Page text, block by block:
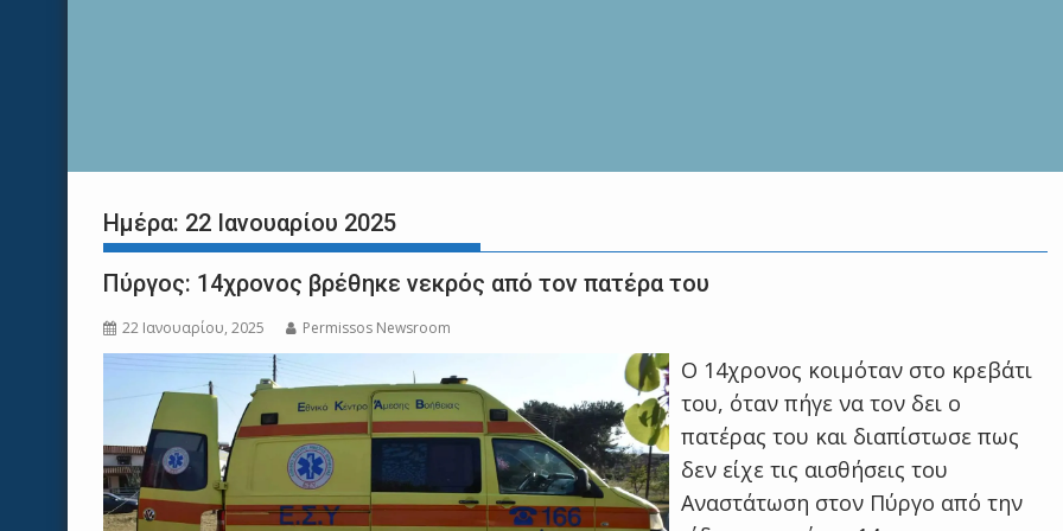
Ημέρα: 22 Ιανουαρίου 2025
Πύργος: 14χρονος βρέθηκε νεκρός από τον πατέρα του
22 Ιανουαρίου, 2025 Permissos Newsroom
Ο 14χρονος κοιμόταν στο κρεβάτι
του, όταν πήγε να τον δει ο
πατέρας του και διαπίστωσε πως
δεν είχε τις αισθήσεις του
Αναστάτωση στον Πύργο από την